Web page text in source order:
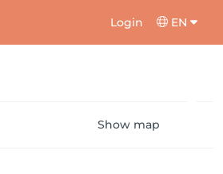
Login EN
Show map